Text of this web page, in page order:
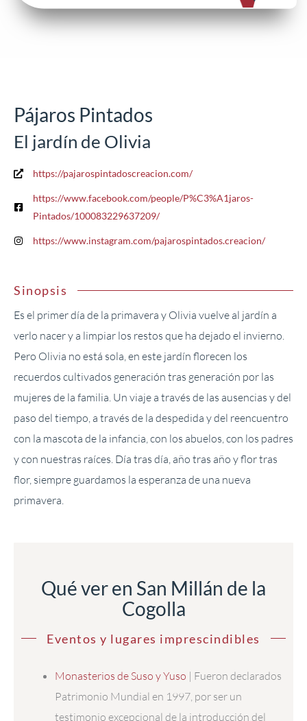
Pájaros Pintados
El jardín de Olivia
https://pajarospintadoscreacion.com/
https://www.facebook.com/people/P%C3%A1jaros-
Pintados/100083229637209/
https://www.instagram.com/pajarospintados.creacion/
Sinopsis
Es el primer día de la primavera y Olivia vuelve al jardín a
verlo nacer y a limpiar los restos que ha dejado el invierno.
Pero Olivia no está sola, en este jardín florecen los
recuerdos cultivados generación tras generación por las
mujeres de la familia. Un viaje a través de las ausencias y del
paso del tiempo, a través de la despedida y del reencuentro
con la mascota de la infancia, con los abuelos, con los padres
y con nuestras raíces. Día tras día, año tras año y flor tras
flor, siempre guardamos la esperanza de una nueva
primavera.
Qué ver en San Millán de la
Cogolla
Eventos y lugares imprescindibles
Monasterios de Suso y Yuso | Fueron declarados
Patrimonio Mundial en 1997, por ser un
testimonio excepcional de la introducción del